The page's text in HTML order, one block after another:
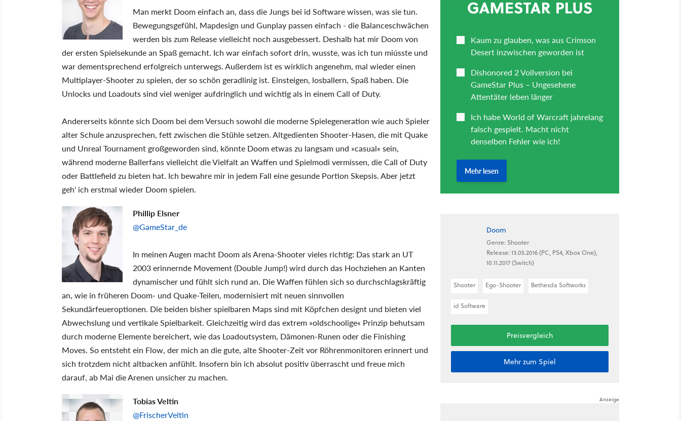
Man merkt Doom einfach an, dass die Jungs bei id Software wissen, was sie tun.
Bewegungsgefühl, Mapdesign und Gunplay passen einfach - die Balanceschwächen
werden bis zum Release vielleicht noch ausgebessert. Deshalb hat mir Doom von
der ersten Spielsekunde an Spaß gemacht. Ich war einfach sofort drin, wusste, was ich tun miússte und
war dementsprechend erfolgreich unterwegs. Außerdem ist es wirklich angenehm, mal wieder einen
Multiplayer-Shooter zu spielen, der so schön geradlinig ist. Einsteigen, losballern, Spaß haben. Die
Unlocks und Loadouts sind viel weniger aufdringlich und wichtig als in einem Call of Duty.
Andererseits könnte sich Doom bei dem Versuch sowohl die moderne Spielegeneration wie auch Spieler
alter Schule anzusprechen, fett zwischen die Stühle setzen. Altgedienten Shooter-Hasen, die mit Quake
und Unreal Tournament großgeworden sind, könnte Doom etwas zu langsam und »casual« sein,
während moderne Ballerfans vielleicht die Vielfalt an Waffen und Spielmodi vermissen, die Call of Duty
oder Battlefield zu bieten hat. Ich bewahre mir in jedem Fall eine gesunde Portion Skepsis. Aber jetzt
geh' ich erstmal wieder Doom spielen.
Phillip Elsner
@GameStar_de
In meinen Augen macht Doom als Arena-Shooter vieles richtig: Das stark an UT
2003 erinnernde Movement (Double Jump!) wird durch das Hochziehen an Kanten
dynamischer und fühlt sich rund an. Die Waffen fühlen sich so durchschlagskräftig
an, wie in früheren Doom- und Quake-Teilen, modernisiert mit neuen sinnvollen
Sekundärfeueroptionen. Die beiden bisher spielbaren Maps sind mit Köpfchen designt und bieten viel
Abwechslung und vertikale Spielbarkeit. Gleichzeitig wird das extrem »oldschoolige« Prinzip behutsam
durch moderne Elemente bereichert, wie das Loadoutsystem, Dämonen-Runen oder die Finishing
Moves. So entsteht ein Flow, der mich an die gute, alte Shooter-Zeit vor Röhrenmonitoren erinnert und
sich trotzdem nicht altbacken anfühlt. Insofern bin ich absolut positiv überrascht und freue mich
darauf, ab Mai die Arenen unsicher zu machen.
Tobias Veltin
@FrischerVeltin
Doom
Genre: Shooter
Release: 13.05.2016 (PC, PS4, Xbox One),
10.11.2017 (Switch)
Shooter Ego-Shooter Bethesda Softworks
id Software
Preisvergleich
Mehr zum Spiel